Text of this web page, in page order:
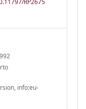
RP2675
info:eu-